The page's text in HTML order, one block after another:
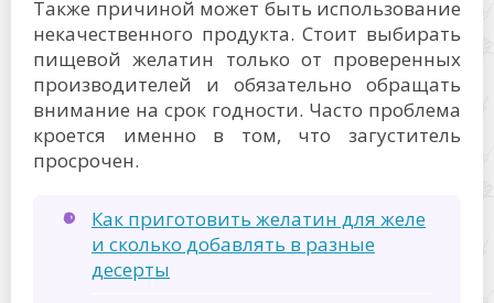
Также причиной может быть использование
некачественного продукта. Стоит выбирать
пищевой желатин только от проверенных
производителей и обязательно обращать
внимание на срок годности. Часто проблема
кроется именно в том, что загуститель
просрочен.
Как приготовить желатин для желе
и сколько добавлять в разные
десерты